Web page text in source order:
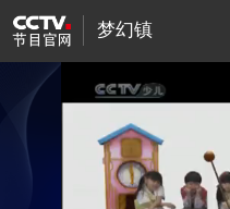
梦幻镇